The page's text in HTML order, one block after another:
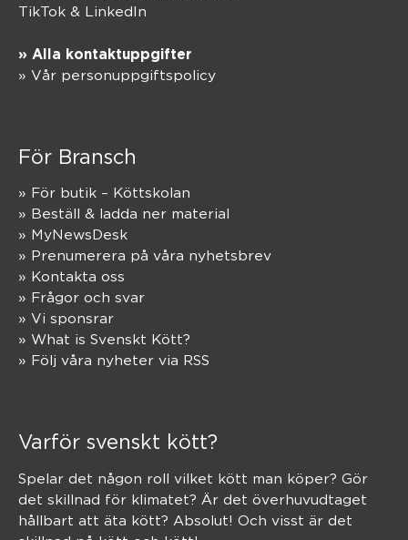
TikTok & LinkedIn
» Alla kontaktuppgifter
» Vår personuppgiftspolicy
För Bransch
» För butik – Köttskolan
» Beställ & ladda ner material
» MyNewsDesk
» Prenumerera på våra nyhetsbrev
» Kontakta oss
» Frågor och svar
» Vi sponsrar
» What is Svenskt Kött?
» Följ våra nyheter via RSS
Varför svenskt kött?
Spelar det någon roll vilket kött man köper? Gör
det skillnad för klimatet? Är det överhuvudtaget
hållbart att äta kött? Absolut! Och visst är det